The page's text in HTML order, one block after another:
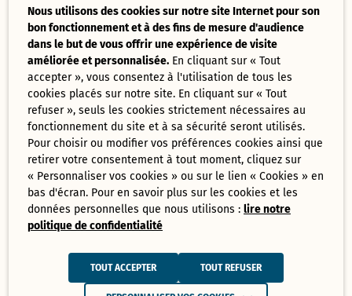
Nous utilisons des cookies sur notre site Internet pour son
bon fonctionnement et à des fins de mesure d'audience
dans le but de vous offrir une expérience de visite
améliorée et personnalisée. En cliquant sur « Tout
accepter », vous consentez à l'utilisation de tous les
cookies placés sur notre site. En cliquant sur « Tout
refuser », seuls les cookies strictement nécessaires au
fonctionnement du site et à sa sécurité seront utilisés.
Pour choisir ou modifier vos préférences cookies ainsi que
retirer votre consentement à tout moment, cliquez sur
« Personnaliser vos cookies » ou sur le lien « Cookies » en
bas d'écran. Pour en savoir plus sur les cookies et les
données personnelles que nous utilisons :lire notre
politique de confidentialité
TOUT ACCEPTER TOUT REFUSER